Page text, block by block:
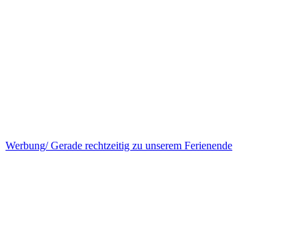
Werbung/ Gerade rechtzeitig zu unserem Ferienende